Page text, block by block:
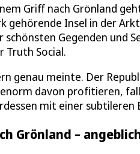
Griff nach Grönland
gehörende Insel in der
Gegenden und
Truth Social.
genau meinte. Der
davon profitieren,
mit einer
Grönland –